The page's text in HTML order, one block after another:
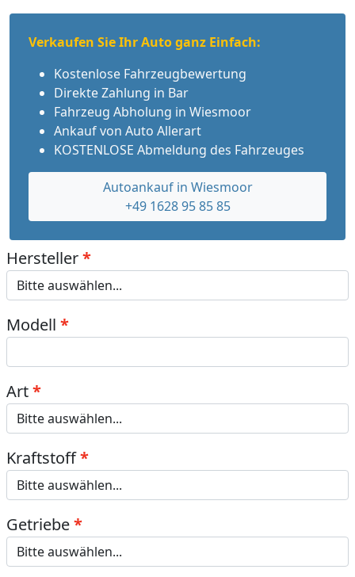
Verkaufen Sie Ihr Auto ganz Einfach:
Kostenlose Fahrzeugbewertung
Direkte Zahlung in Bar
Fahrzeug Abholung in Wiesmoor
Ankauf von Auto Allerart
KOSTENLOSE Abmeldung des Fahrzeuges
Autoankauf in Wiesmoor
+49 1628 95 85 85
Hersteller
Modell
Art
Kraftstoff
Getriebe